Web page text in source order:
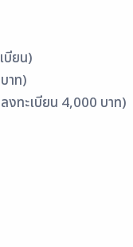
บียน)
าท)
งทะเบียน 4,000 บาท)